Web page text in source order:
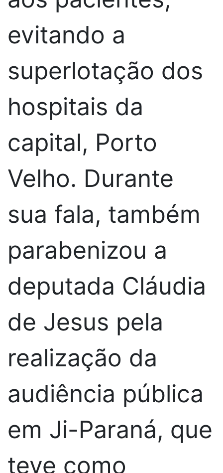
evitando a
superlotação dos
hospitais da
capital, Porto
Velho. Durante
sua fala, também
parabenizou a
deputada Cláudia
de Jesus pela
realização da
audiência pública
em Ji-Paraná, que
teve como